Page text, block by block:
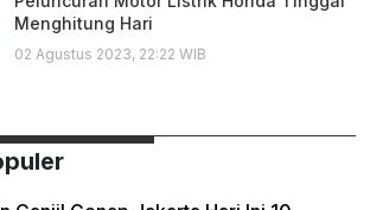
Menghitung Hari
02 Agustus 2023, 22:22 WIB